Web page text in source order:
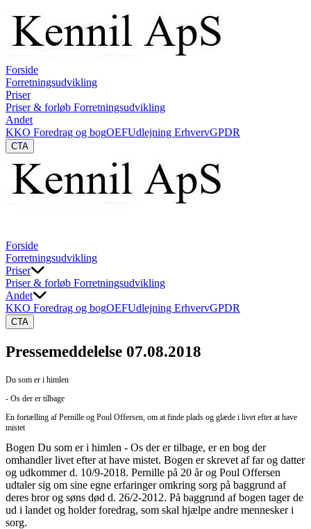
Forside
Forretningsudvikling
Priser
Priser & forløb Forretningsudvikling
Andet
KKO Foredrag og bogOEFUdlejning ErhvervGPDR
CTA
Forside
Forretningsudvikling
Priser
Priser & forløb Forretningsudvikling
Andet
KKO Foredrag og bogOEFUdlejning ErhvervGPDR
CTA
Pressemeddelelse 07.08.2018
Du som er i himlen
- Os der er tilbage
En fortælling af Pernille og Poul Offersen, om at finde plads og glæde i livet efter at have
mistet
Bogen Du som er i himlen - Os der er tilbage, er en bog der
omhandler livet efter at have mistet. Bogen er skrevet af far og datter
og udkommer d. 10/9-2018. Pernille på 20 år og Poul Offersen
udtaler sig om sine egne erfaringer omkring sorg på baggrund af
deres bror og søns død d. 26/2-2012. På baggrund af bogen tager de
ud i landet og holder foredrag, som skal hjælpe andre mennesker i
sorg.